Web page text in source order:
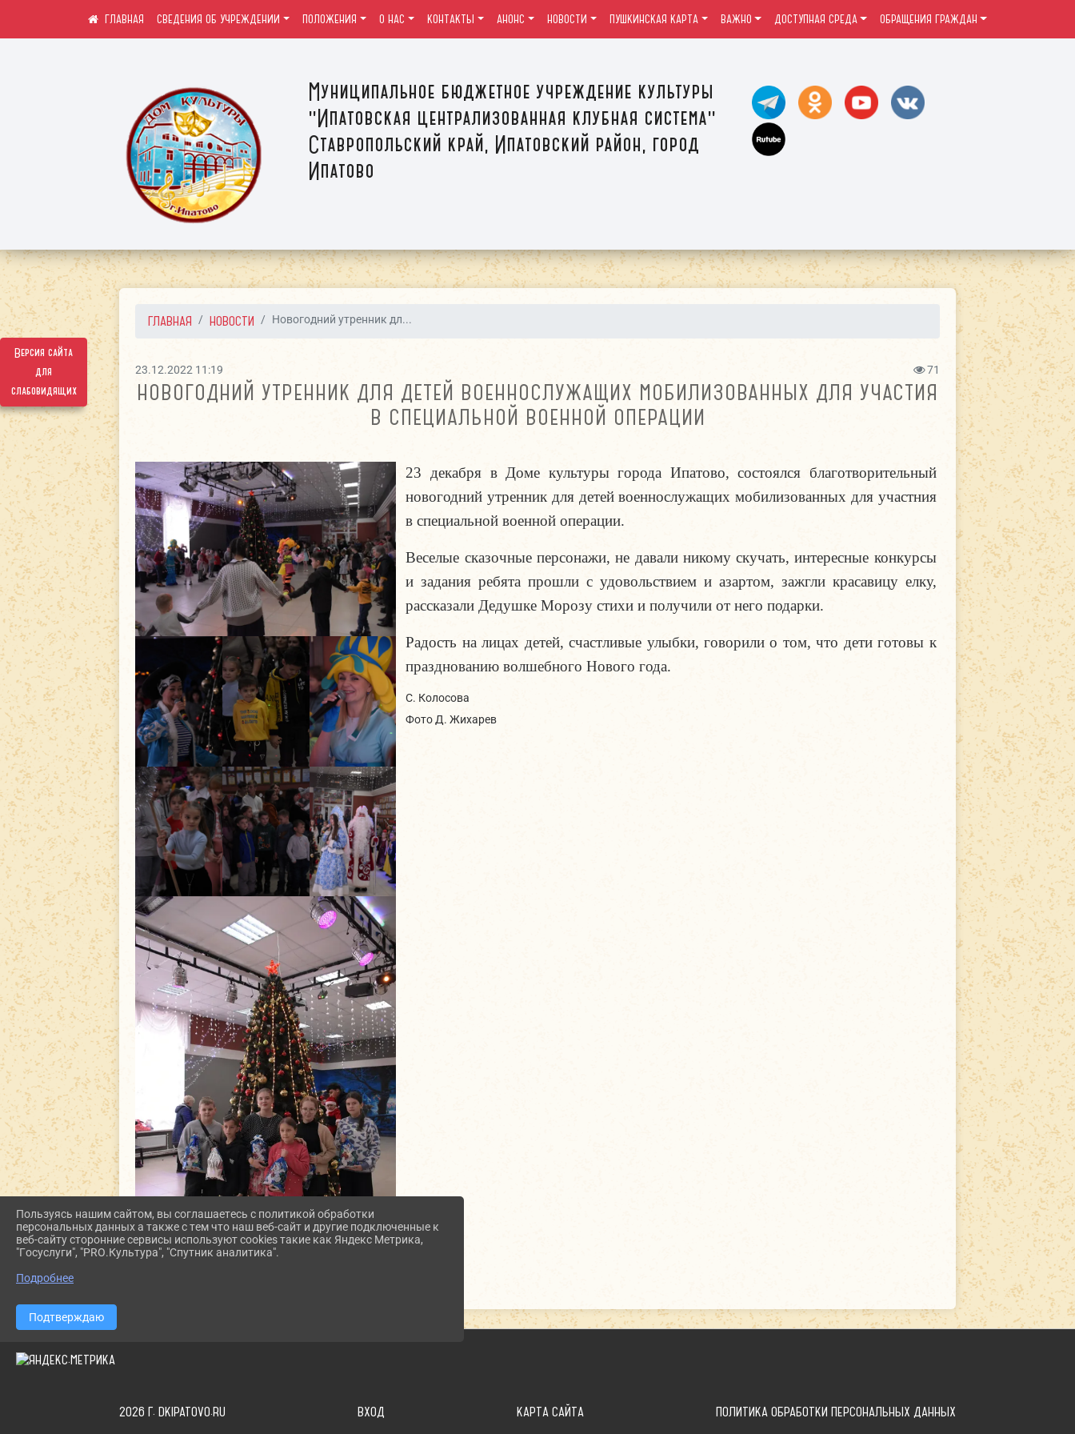
Версия сайта
для
слабовидящих
Муниципальное бюджетное учреждение культуры
"Ипатовская централизованная клубная система"
Ставропольский край, Ипатовский район, город
Ипатово
СВЕДЕНИЯ ОБ УЧРЕЖДЕНИИ ПОЛОЖЕНИЯ О НАС КОНТАКТЫ АНОНС НОВОСТИ ПУШКИНСКАЯ КАРТА ВАЖНО ДОСТУПНАЯ СРЕДА ОБРАЩЕНИЯ ГРАЖДАН
ГЛАВНАЯ НОВОСТИ Новогодний утренник дл...
23.12.2022 11:19 71
НОВОГОДНИЙ УТРЕННИК ДЛЯ ДЕТЕЙ ВОЕННОСЛУЖАЩИХ МОБИЛИЗОВАННЫХ ДЛЯ УЧАСТИЯ
В СПЕЦИАЛЬНОЙ ВОЕННОЙ ОПЕРАЦИИ
23 декабря в Доме культуры города Ипатово, состоялся благотворительный
новогодний утренник для детей военнослужащих мобилизованных для участния
в специальной военной операции.
Веселые сказочные персонажи, не давали никому скучать, интересные конкурсы
и задания ребята прошли с удовольствием и азартом, зажгли красавицу елку,
рассказали Дедушке Морозу стихи и получили от него подарки.
Радость на лицах детей, счастливые улыбки, говорили о том, что дети готовы к
празднованию волшебного Нового года.
С. Колосова
Фото Д. Жихарев
2026 Г. DKIPATOVO.RU ВХОД КАРТА САЙТА ПОЛИТИКА ОБРАБОТКИ ПЕРСОНАЛЬНЫХ ДАННЫХ
Пользуясь нашим сайтом, вы соглашаетесь с политикой обработки
персональных данных а также с тем что наш веб-сайт и другие подключенные к
веб-сайту сторонние сервисы используют cookies такие как Яндекс Метрика,
"Госуслуги", "PRO.Культура", "Спутник аналитика".
Подробнее
Подтверждаю